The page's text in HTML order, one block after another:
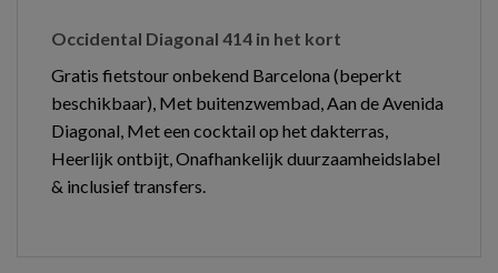
Occidental Diagonal 414 in het kort
Gratis fietstour onbekend Barcelona (beperkt
beschikbaar), Met buitenzwembad, Aan de Avenida
Diagonal, Met een cocktail op het dakterras,
Heerlijk ontbijt, Onafhankelijk duurzaamheidslabel
& inclusief transfers.